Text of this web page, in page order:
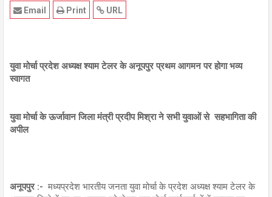
URL
Print
Email
युवा मोर्चा प्रदेश अध्यक्ष श्याम टेलर के अनूपपुर प्रथम आगमन पर होगा भव्य
स्वागत
युवा मोर्चा के ऊर्जावान जिला मंत्री प्रदीप मिश्रा ने सभी युवाओं से सहभागिता की
अपील
अनूपपुर :- मध्यप्रदेश भारतीय जनता युवा मोर्चा के प्रदेश अध्यक्ष श्याम टेलर के